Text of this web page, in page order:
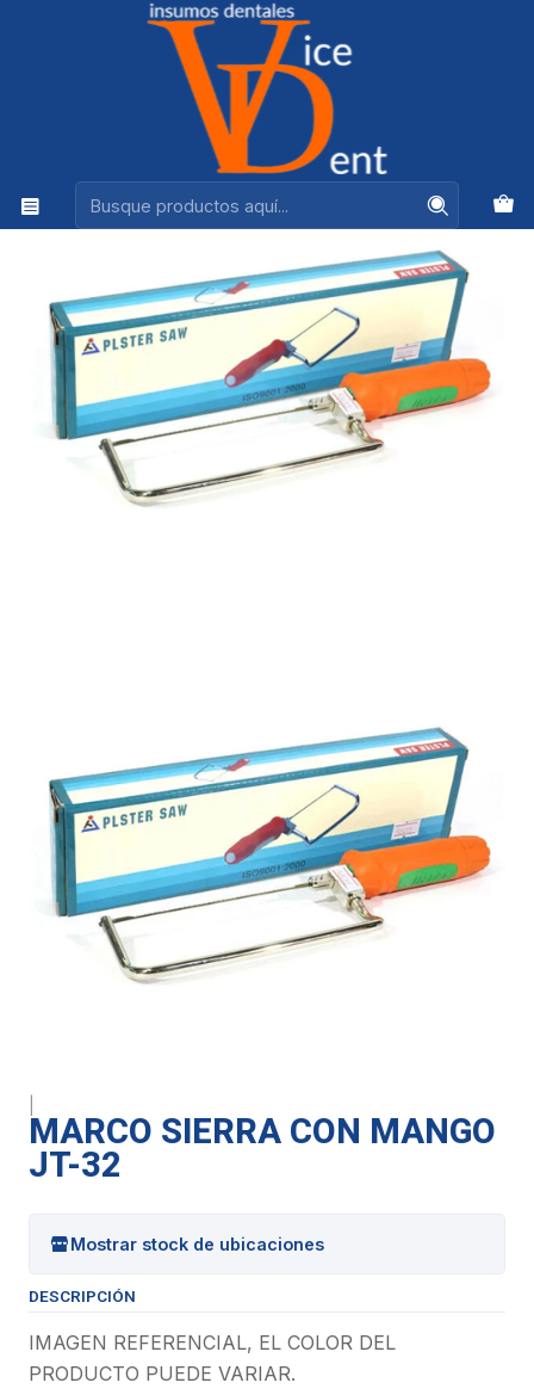
Ventas +56944575313
LABORATORIO MARCO SIERRA CON MANGO JT-32
MARCO SIERRA CON MANGO
JT-32
Mostrar stock de ubicaciones
DESCRIPCIÓN
IMAGEN REFERENCIAL, EL COLOR DEL
PRODUCTO PUEDE VARIAR.